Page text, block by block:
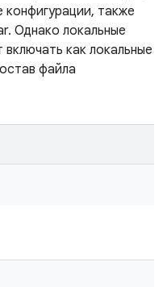
конфигурации, также
Однако локальные
как локальные
файла